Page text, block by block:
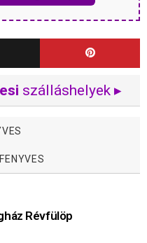
szálláshelyek ▸
Révfülöp